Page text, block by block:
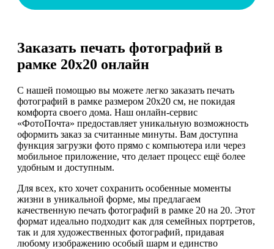
Заказать печать фотографий в
рамке 20х20 онлайн
С нашей помощью вы можете легко заказать печать
фотографий в рамке размером 20х20 см, не покидая
комфорта своего дома. Наш онлайн-сервис
«ФотоПочта» предоставляет уникальную возможность
оформить заказ за считанные минуты. Вам доступна
функция загрузки фото прямо с компьютера или через
мобильное приложение, что делает процесс ещё более
удобным и доступным.
Для всех, кто хочет сохранить особенные моменты
жизни в уникальной форме, мы предлагаем
качественную печать фотографий в рамке 20 на 20. Этот
формат идеально подходит как для семейных портретов,
так и для художественных фотографий, придавая
любому изображению особый шарм и единство